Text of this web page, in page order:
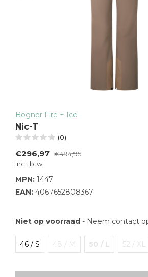
Bogner Fire + Ice
Nic-T
(0)
€296,97 €494,95
Incl. btw
MPN: 1447
EAN: 4067652808367
Niet op voorraad - Neem contact
46 / S 48 / M 50 / L 52 / XL